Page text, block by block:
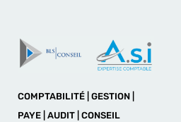
COMPTABILITÉ | GESTION |
PAYE | AUDIT | CONSEIL